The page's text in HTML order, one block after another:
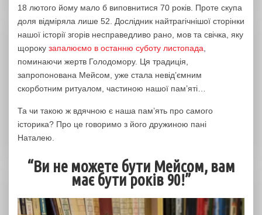
18 лютого йому мало б виповнитися 70 років. Проте скупа
доля відміряла лише 52. Дослідник найтрагічнішої сторінки
нашої історії згорів несправедливо рано, мов та свічка, яку
щороку запалюємо в останню суботу листопада
поминаючи жертв Голодомору. Ця традиція,
запропонована Мейсом, уже стала невід’ємним
скорботним ритуалом, частиною нашої пам’яті…
Та чи такою ж вдячною є наша пам’ять про самого
історика? Про це говоримо з його дружиною пані
Наталею.
“Ви не можете бути Мейсом, вам
має бути років 90!”